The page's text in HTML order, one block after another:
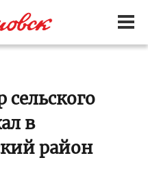
в
район